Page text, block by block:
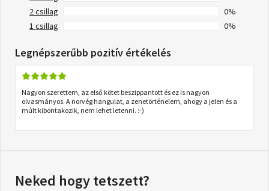
2 csillag
0%
1 csillag
0%
Legnépszerűbb pozitív értékelés
Nagyon szerettem, az első kötet beszippantott és ez is nagyon
olvasmányos. A norvég hangulat, a zenetörténelem, ahogy a jelen és a
múlt kibontakozik, nem lehet letenni. :-)
Neked hogy tetszett?